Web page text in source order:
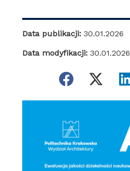
Data publikacji: 30.01.2026
Data modyfikacji: 30.01.2026